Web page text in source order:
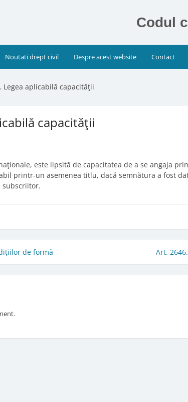
Codul
Noutati drept civil Despre acest website Contact
Legea aplicabilă capacităţii
capacităţii
este lipsită de capacitatea de a se angaja
printr-un asemenea titlu, dacă semnătura a fost
subscriitor.
de formă Art.